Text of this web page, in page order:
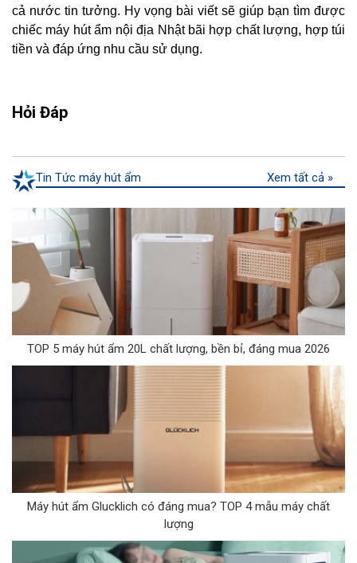
cả nước tin tưởng. Hy vọng bài viết sẽ giúp bạn tìm được
chiếc máy hút ẩm nội địa Nhật bãi hợp chất lượng, hợp túi
tiền và đáp ứng nhu cầu sử dụng.
Hỏi Đáp
Tin Tức máy hút ẩm Xem tất cả »
TOP 5 máy hút ẩm 20L chất lượng, bền bỉ, đáng mua 2026
Máy hút ẩm Glucklich có đáng mua? TOP 4 mẫu máy chất
lượng